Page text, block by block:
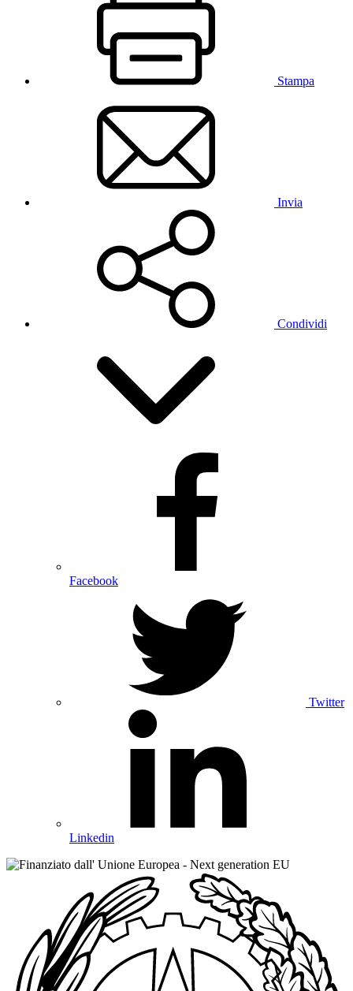
Stampa
Invia
Condividi
Facebook
Twitter
Linkedin